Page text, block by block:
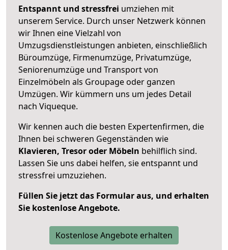
Entspannt und stressfrei umziehen mit
unserem Service. Durch unser Netzwerk können
wir Ihnen eine Vielzahl von
Umzugsdienstleistungen anbieten, einschließlich
Büroumzüge, Firmenumzüge, Privatumzüge,
Seniorenumzüge und Transport von
Einzelmöbeln als Groupage oder ganzen
Umzügen. Wir kümmern uns um jedes Detail
nach Viqueque.
Wir kennen auch die besten Expertenfirmen, die
Ihnen bei schweren Gegenständen wie
Klavieren, Tresor oder Möbeln behilflich sind.
Lassen Sie uns dabei helfen, sie entspannt und
stressfrei umzuziehen.
Füllen Sie jetzt das Formular aus, und erhalten
Sie kostenlose Angebote.
Kostenlose Angebote erhalten